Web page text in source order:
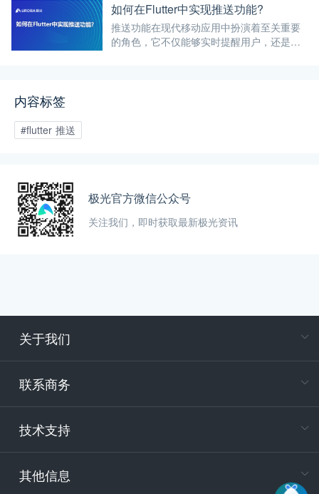
如何在Flutter中实现推送功能?
推送功能在现代移动应用中扮演着至关重要
的角色，它不仅能够实时提醒用户，还是产
内容标签
#flutter 推送
极光官方微信公众号
关注我们，即时获取最新极光资讯
关于我们
联系商务
技术支持
其他信息
电
400-